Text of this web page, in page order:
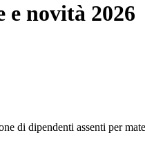
novità 2026
di dipendenti assenti per